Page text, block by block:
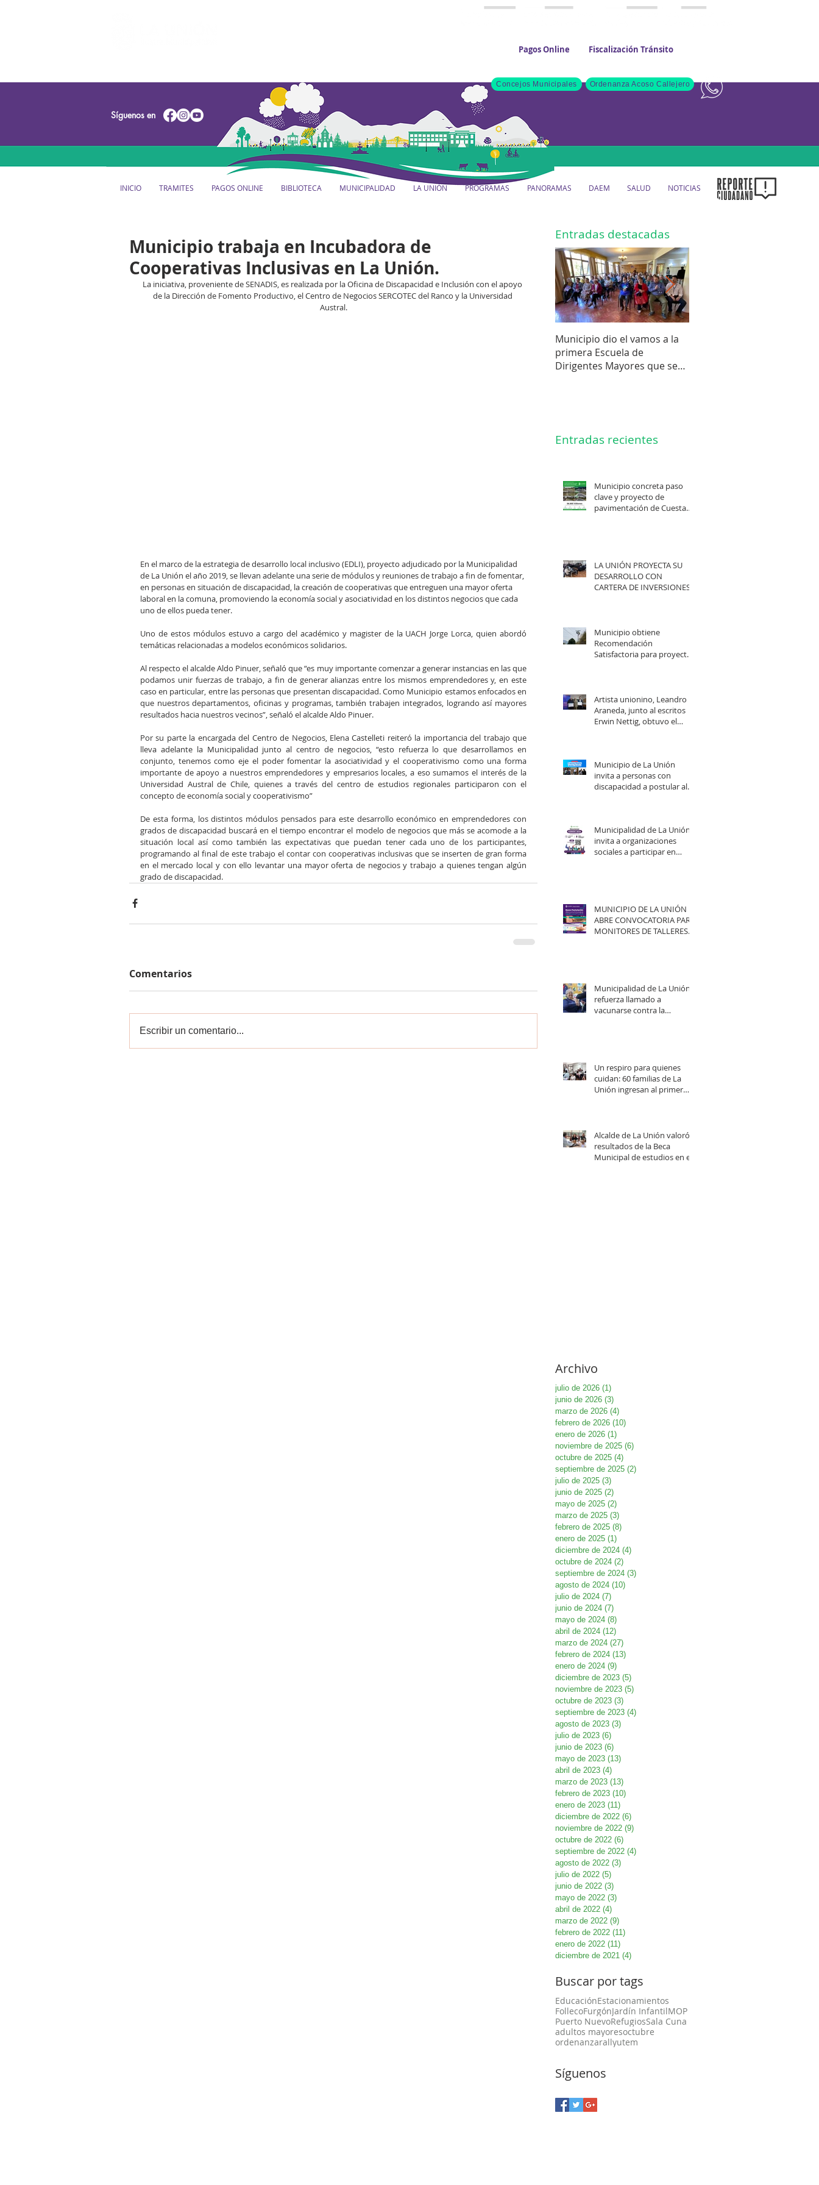
Pagos Online Fiscalización Tránsito
Concejos Municipales
Síguenos en
INICIO TRAMITES PAGOS ONLINE BIBLIOTECA MUNICIPALIDAD LA UNIÓN PROGRAMAS PANORAMAS DAEM SALUD NOTICIAS
Ordenanza Acoso Callejero
Municipio trabaja en Incubadora de
Cooperativas Inclusivas en La Unión.
La iniciativa, proveniente de SENADIS, es realizada por la Oficina de Discapacidad e Inclusión con el apoyo
de la Dirección de Fomento Productivo, el Centro de Negocios SERCOTEC del Ranco y la Universidad
Austral.
En el marco de la estrategia de desarrollo local inclusivo (EDLI), proyecto adjudicado por la Municipalidad
de La Unión el año 2019, se llevan adelante una serie de módulos y reuniones de trabajo a fin de fomentar,
en personas en situación de discapacidad, la creación de cooperativas que entreguen una mayor oferta
laboral en la comuna, promoviendo la economía social y asociatividad en los distintos negocios que cada
uno de ellos pueda tener.
Uno de estos módulos estuvo a cargo del académico y magister de la UACH Jorge Lorca, quien abordó
temáticas relacionadas a modelos económicos solidarios.
Al respecto el alcalde Aldo Pinuer, señaló que “es muy importante comenzar a generar instancias en las que
podamos unir fuerzas de trabajo, a fin de generar alianzas entre los mismos emprendedores y, en este
caso en particular, entre las personas que presentan discapacidad. Como Municipio estamos enfocados en
que nuestros departamentos, oficinas y programas, también trabajen integrados, logrando así mayores
resultados hacia nuestros vecinos”, señaló el alcalde Aldo Pinuer.
Por su parte la encargada del Centro de Negocios, Elena Castelleti reiteró la importancia del trabajo que
lleva adelante la Municipalidad junto al centro de negocios, “esto refuerza lo que desarrollamos en
conjunto, tenemos como eje el poder fomentar la asociatividad y el cooperativismo como una forma
importante de apoyo a nuestros emprendedores y empresarios locales, a eso sumamos el interés de la
Universidad Austral de Chile, quienes a través del centro de estudios regionales participaron con el
concepto de economía social y cooperativismo”
De esta forma, los distintos módulos pensados para este desarrollo económico en emprendedores con
grados de discapacidad buscará en el tiempo encontrar el modelo de negocios que más se acomode a la
situación local así como también las expectativas que puedan tener cada uno de los participantes,
programando al final de este trabajo el contar con cooperativas inclusivas que se inserten de gran forma
en el mercado local y con ello levantar una mayor oferta de negocios y trabajo a quienes tengan algún
grado de discapacidad.
Comentarios
Escribir un comentario...
Entradas destacadas
Municipio dio el vamos a la
primera Escuela de
Dirigentes Mayores que se
Entradas recientes
Municipio concreta paso
clave y proyecto de
pavimentación de Cuesta
LA UNIÓN PROYECTA SU
DESARROLLO CON
CARTERA DE INVERSIONES
Municipio obtiene
Recomendación
Satisfactoria para proyecto
la comuna.
Artista unionino, Leandro
Araneda, junto al escritos
Erwin Nettig, obtuvo el
Municipio de La Unión
invita a personas con
discapacidad a postular al
Municipalidad de La Unión
invita a organizaciones
sociales a participar en
MUNICIPIO DE LA UNIÓN
ABRE CONVOCATORIA PARA
MONITORES DE TALLERES
Municipalidad de La Unión
refuerza llamado a
vacunarse contra la
Un respiro para quienes
cuidan: 60 familias de La
Unión ingresan al primer
Alcalde de La Unión valoró
resultados de la Beca
Municipal de estudios en el
Archivo
julio de 2026 (1)
junio de 2026 (3)
marzo de 2026 (4)
febrero de 2026 (10)
enero de 2026 (1)
noviembre de 2025 (6)
octubre de 2025 (4)
septiembre de 2025 (2)
julio de 2025 (3)
junio de 2025 (2)
mayo de 2025 (2)
marzo de 2025 (3)
febrero de 2025 (8)
enero de 2025 (1)
diciembre de 2024 (4)
octubre de 2024 (2)
septiembre de 2024 (3)
agosto de 2024 (10)
julio de 2024 (7)
junio de 2024 (7)
mayo de 2024 (8)
abril de 2024 (12)
marzo de 2024 (27)
febrero de 2024 (13)
enero de 2024 (9)
diciembre de 2023 (5)
noviembre de 2023 (5)
octubre de 2023 (3)
septiembre de 2023 (4)
agosto de 2023 (3)
julio de 2023 (6)
junio de 2023 (6)
mayo de 2023 (13)
abril de 2023 (4)
marzo de 2023 (13)
febrero de 2023 (10)
enero de 2023 (11)
diciembre de 2022 (6)
noviembre de 2022 (9)
octubre de 2022 (6)
septiembre de 2022 (4)
agosto de 2022 (3)
julio de 2022 (5)
junio de 2022 (3)
mayo de 2022 (3)
abril de 2022 (4)
marzo de 2022 (9)
febrero de 2022 (11)
enero de 2022 (11)
diciembre de 2021 (4)
Buscar por tags
EducaciónEstacionamientos
FollecoFurgónJardín InfantilMOP
Puerto NuevoRefugiosSala Cuna
adultos mayoresoctubre
ordenanzarallyutem
Síguenos